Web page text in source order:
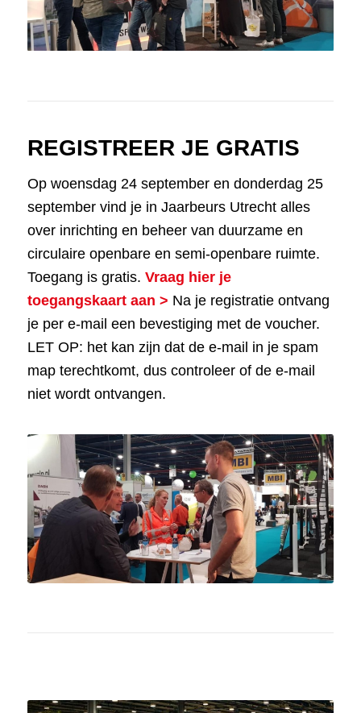
REGISTREER JE GRATIS
Op woensdag 24 september en donderdag 25
september vind je in Jaarbeurs Utrecht alles
over inrichting en beheer van duurzame en
circulaire openbare en semi-openbare ruimte.
Toegang is gratis. Vraag hier je
toegangskaart aan > Na je registratie ontvang
je per e-mail een bevestiging met de voucher.
LET OP: het kan zijn dat de e-mail in je spam
map terechtkomt, dus controleer of de e-mail
niet wordt ontvangen.